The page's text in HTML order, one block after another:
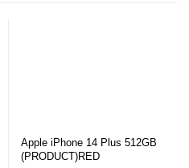
Apple iPhone 14 Plus 512GB
(PRODUCT)RED